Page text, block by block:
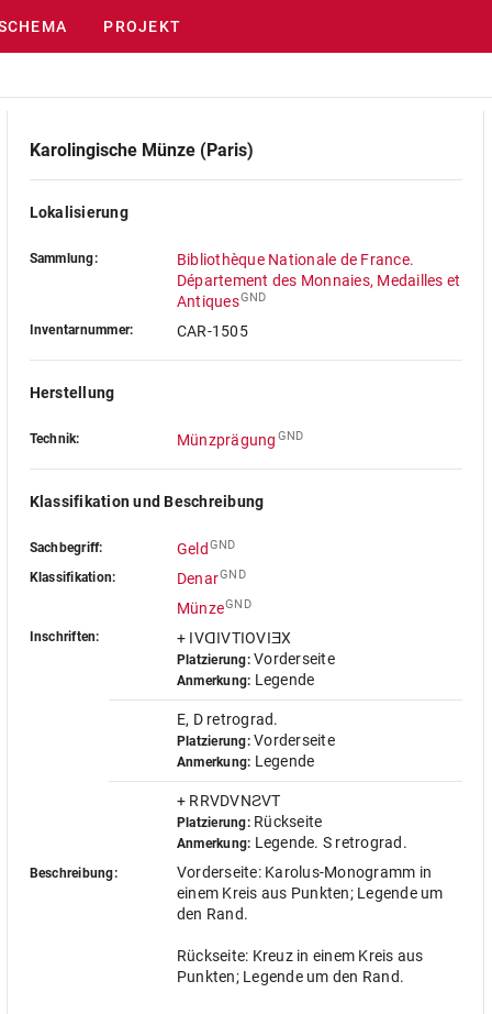
PROJEKT
Karolingische Münze (Paris)
Lokalisierung
Sammlung:
Bibliothèque Nationale de France.
Département des Monnaies, Medailles et
AntiquesGND
Inventarnummer: CAR-1505
Herstellung
Technik: Münzprägung GND
Klassifikation und Beschreibung
Sachbegriff: Geld GND
Klassifikation: DenarGND
MünzeGND
Inschriften: + IVꓷIVTIOVIƎX
Platzierung:Vorderseite
Anmerkung: Legende
E, D retrograd.
Platzierung:Vorderseite
Anmerkung: Legende
+ RRVDVNƧVT
Platzierung:Rückseite
Anmerkung: Legende. S retrograd.
Beschreibung:
Vorderseite: Karolus-Monogramm in
einem Kreis aus Punkten; Legende um
den Rand.
Rückseite: Kreuz in einem Kreis aus
Punkten; Legende um den Rand.